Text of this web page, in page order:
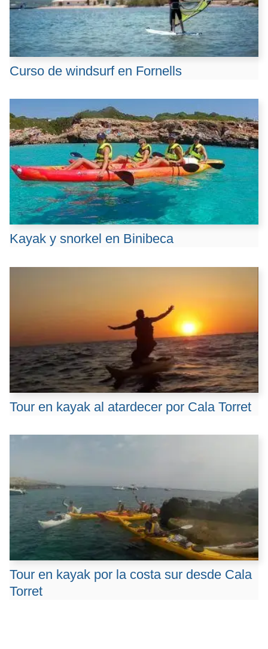
Curso de windsurf en Fornells
Kayak y snorkel en Binibeca
Tour en kayak al atardecer por Cala Torret
Tour en kayak por la costa sur desde Cala
Torret